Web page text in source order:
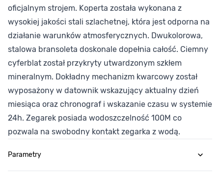
oficjalnym strojem. Koperta została wykonana z
wysokiej jakości stali szlachetnej, która jest odporna na
działanie warunków atmosferycznych. Dwukolorowa,
stalowa bransoleta doskonale dopełnia całość. Ciemny
cyferblat został przykryty utwardzonym szkłem
mineralnym. Dokładny mechanizm kwarcowy został
wyposażony w datownik wskazujący aktualny dzień
miesiąca oraz chronograf i wskazanie czasu w systemie
24h. Zegarek posiada wodoszczelność 100M co
pozwala na swobodny kontakt zegarka z wodą.
Parametry